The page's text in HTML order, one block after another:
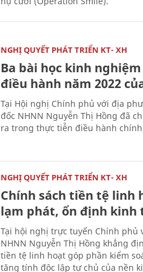
NGHỊ QUYẾT PHÁT TRIỂN KT- XH
Ba bài học kinh
điều hành năm 2022
Tại Hội nghị Chính phủ với địa
đốc NHNN Nguyễn Thị Hồng đã
ra trong thực tiễn điều hành
NGHỊ QUYẾT PHÁT TRIỂN KT- XH
Chính sách tiền tệ linh
lạm phát, ổn định kinh
Tại hội nghị trực tuyến Chính phủ
NHNN Nguyễn Thị Hồng khẳng
tiền tệ linh hoạt góp phần kiểm
tăng tính độc lập tự chủ của nền